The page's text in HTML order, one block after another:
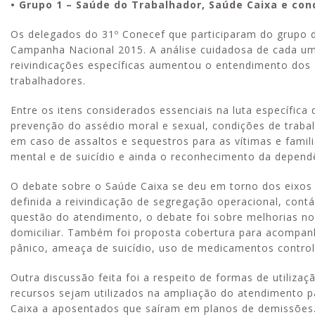
• Grupo 1 – Saúde do Trabalhador, Saúde Caixa e
Os delegados do 31º Conecef que participaram do
Campanha Nacional 2015. A análise cuidadosa de cada
reivindicações específicas aumentou o entendimento
trabalhadores.
Entre os itens considerados essenciais na luta
prevenção do assédio moral e sexual, condições de
em caso de assaltos e sequestros para as vítimas e
mental e de suicídio e ainda o reconhecimento da
O debate sobre o Saúde Caixa se deu em torno dos
definida a reivindicação de segregação operacional,
questão do atendimento, o debate foi sobre melhorias
domiciliar. Também foi proposta cobertura para
pânico, ameaça de suicídio, uso de medicamentos
Outra discussão feita foi a respeito de formas de
recursos sejam utilizados na ampliação do atendimento
Caixa a aposentados que saíram em planos de